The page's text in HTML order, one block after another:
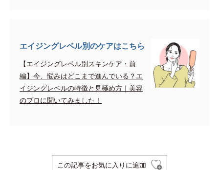
エイジングレベル別のケアはこちら
【エイジングレベル別スキンケア・前
編】今、悩みはどこまで進んでいる？エ
イジングレベルの特徴と見極め方｜美容
のプロに聞いてみました！
この記事をお気に入りに追加